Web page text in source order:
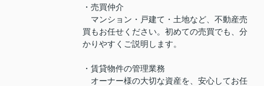
・売買仲介
マンション・戸建て・土地など、不動産売
買もお任せください。初めての売買でも、分
かりやすくご説明します。
・賃貸物件の管理業務
オーナー様の大切な資産を、安心してお任